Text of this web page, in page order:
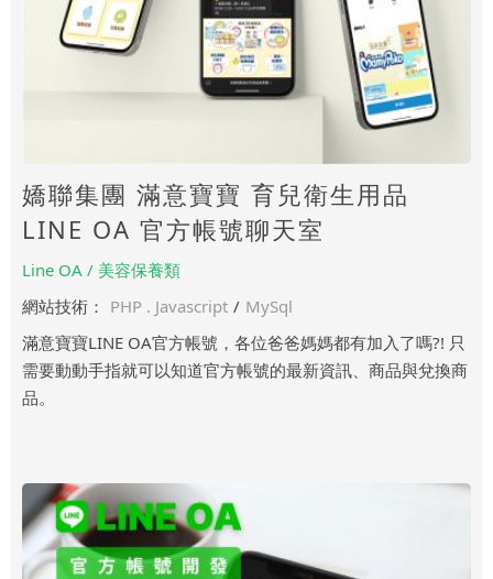
嬌聯集團 滿意寶寶 育兒衛生用品
LINE OA 官方帳號聊天室
Line OA / 美容保養類
網站技術： PHP . Javascript / MySql
滿意寶寶LINE OA官方帳號，各位爸爸媽媽都有加入了嗎?! 只
需要動動手指就可以知道官方帳號的最新資訊、商品與兌換商
品。